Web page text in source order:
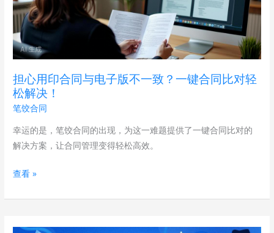
担心用印合同与电子版不一致？一键合同比对轻
松解决！
笔饺合同
幸运的是，笔饺合同的出现，为这一难题提供了一键合同比对的
解决方案，让合同管理变得轻松高效。
印
同
与
子
版
不
一
致？
键
查看 »